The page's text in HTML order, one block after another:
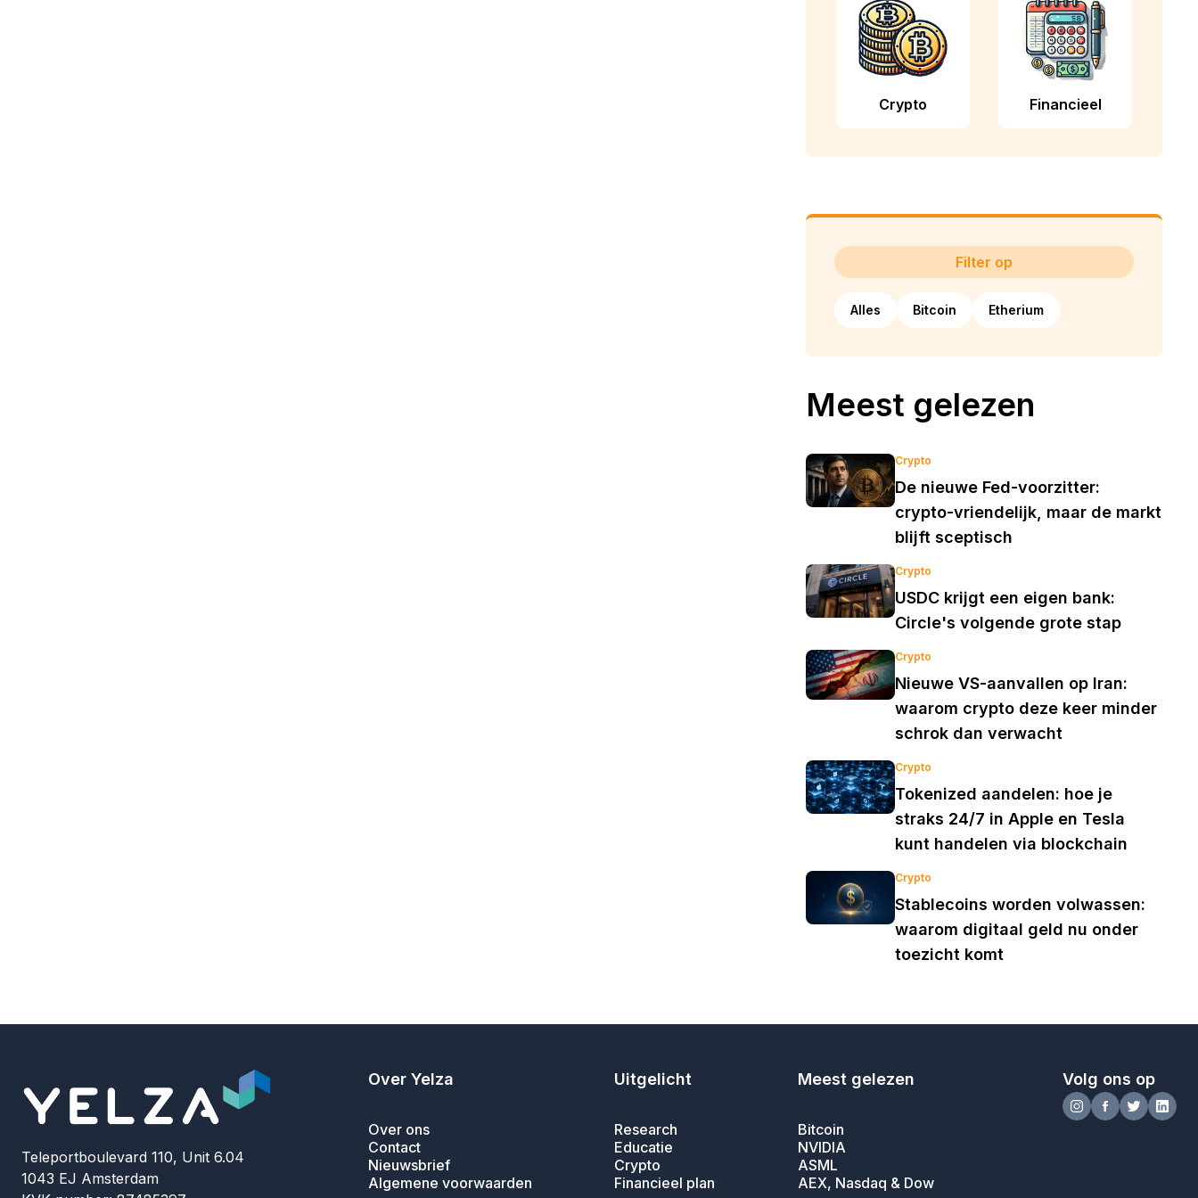
Crypto Financieel
Filter op
Alles Bitcoin Etherium
Meest gelezen
Crypto
De nieuwe Fed-voorzitter:
crypto-vriendelijk, maar de markt
blijft sceptisch
Crypto
USDC krijgt een eigen bank:
Circle's volgende grote stap
Crypto
Nieuwe VS-aanvallen op Iran:
waarom crypto deze keer minder
schrok dan verwacht
Crypto
Tokenized aandelen: hoe je
straks 24/7 in Apple en Tesla
kunt handelen via blockchain
Crypto
Stablecoins worden volwassen:
waarom digitaal geld nu onder
toezicht komt
Teleportboulevard 110, Unit 6.04
1043 EJ Amsterdam
Over Yelza
Over ons
Contact
Nieuwsbrief
Algemene voorwaarden
Uitgelicht
Research
Educatie
Crypto
Financieel plan
Meest gelezen
Bitcoin
NVIDIA
ASML
AEX, Nasdaq & Dow
Volg ons op